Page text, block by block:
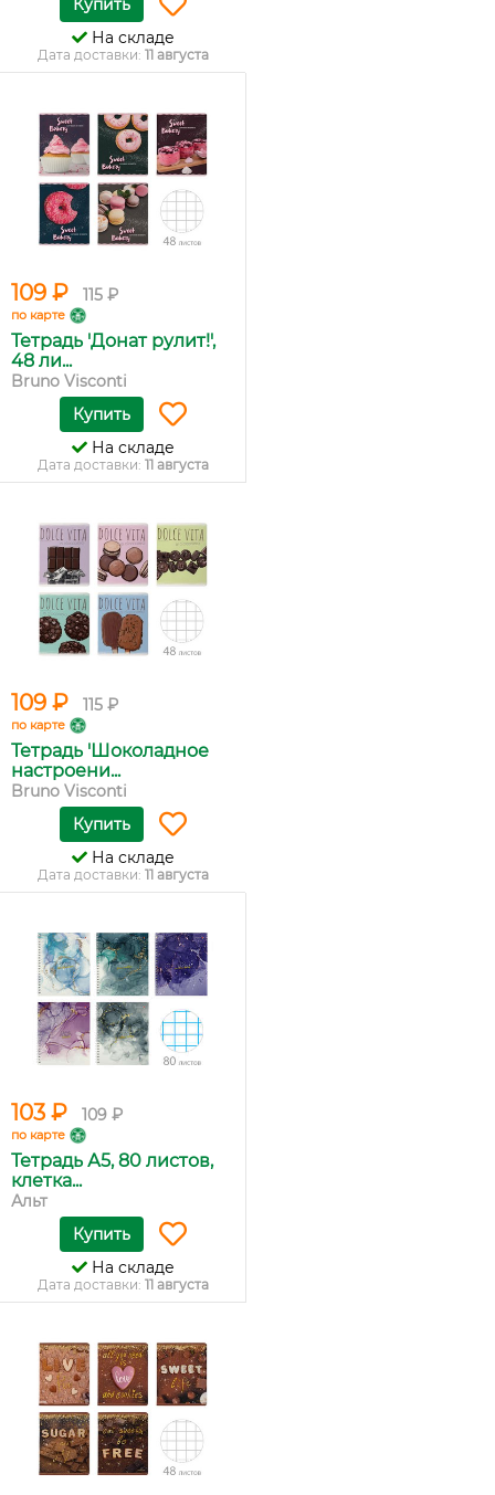
Купить
На складе
Дата доставки: 11 августа
109 ₽ 115 ₽
по карте
Тетрадь 'Донат рулит!',
48 ли...
Bruno Visconti
Купить
На складе
Дата доставки: 11 августа
109 ₽ 115 ₽
по карте
Тетрадь 'Шоколадное
настроени...
Bruno Visconti
Купить
На складе
Дата доставки: 11 августа
103 ₽ 109 ₽
по карте
Тетрадь А5, 80 листов,
клетка...
Альт
Купить
На складе
Дата доставки: 11 августа